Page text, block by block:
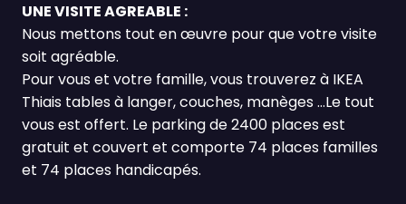
UNE VISITE AGREABLE :
Nous mettons tout en œuvre pour que votre visite
soit agréable.
Pour vous et votre famille, vous trouverez à IKEA
Thiais tables à langer, couches, manèges …Le tout
vous est offert. Le parking de 2400 places est
gratuit et couvert et comporte 74 places familles
et 74 places handicapés.